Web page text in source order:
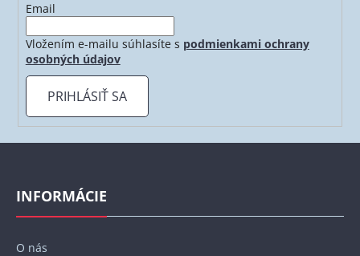
Email
Vložením e-mailu súhlasíte s podmienkami ochrany
osobných údajov
PRIHLÁSIŤ SA
Z
INFORMÁCIE
O nás